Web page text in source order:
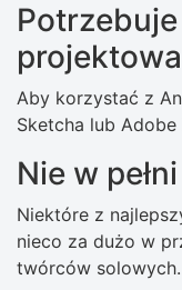
Aby korzystać z
Sketcha lub Adobe
Nie w
Niektóre z
nieco za dużo w
twórców solowych.